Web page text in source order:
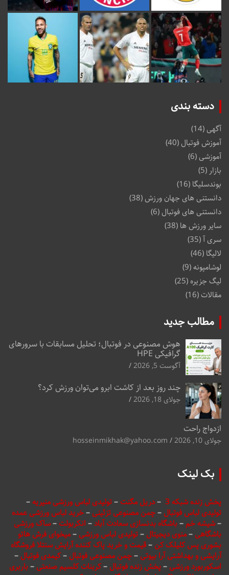
دسته بندی
آگهی(14)
آموزش فوتبال (40)
آموزشی(6)
بازار (5)
بوندسلیگا (16)
دانستنی های جهان ورزش(38)
دانستنی های فوتبال (6)
سایر ورزش ها (38)
سری آ(35)
لالیگا (46)
لوشامپونه(9)
لیگ جزیره (25)
مقالات(16)
مطالب جدید
هوش مصنوعی در فوتبال؛ تحلیل مسابقات با سرورهای
گرافیکی HPE
آگوست 5, 2026
چند روز بعد از کاشت ابرو می‌توان ورزش کرد؟
جولای 18, 2026
ازدواج راحت
جولای 10, 2026 hosseinmikhak@yahoo.com
بک لینک
پخش زنده شبکه 3 –دریل مگنت–تولیدی لباس ورزشی منیریه–
تولیدی لباس فوتبال –چمن مصنوعی تزئینی –خرید لباس ورزشی عمده
–شیشه خم–باشگاه بدنسازی سعادت آباد – انکربولت–ساک ورزشی
باشگاهی –منوی دیجیتال –تولیدی لباس ورزشی –میخوای فرش هاتو
بشوری پس کلیلک کن –قیمت و خرید پاک کننده آرایش سنتلا فروشگاه
آرایشی و بهداشتی آرا بیوتی –چمن مصنوعی فوتبال –کیمدی فوتبال –
اسکوربورد ورزشی –پخش زنده فوتبال –کربنات کلسیم صنعتی –باربری